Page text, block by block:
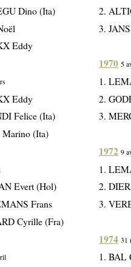
Dino (Ita)
Eddy
Eddy
Felice (Ita)
Marino (Ita)
Evert (Hol)
Frans
Cyrille (Fra)
2.
3.
1970 5
1.
2.
3.
1972 9
1.
2.
3.
1974 31
1. BAL